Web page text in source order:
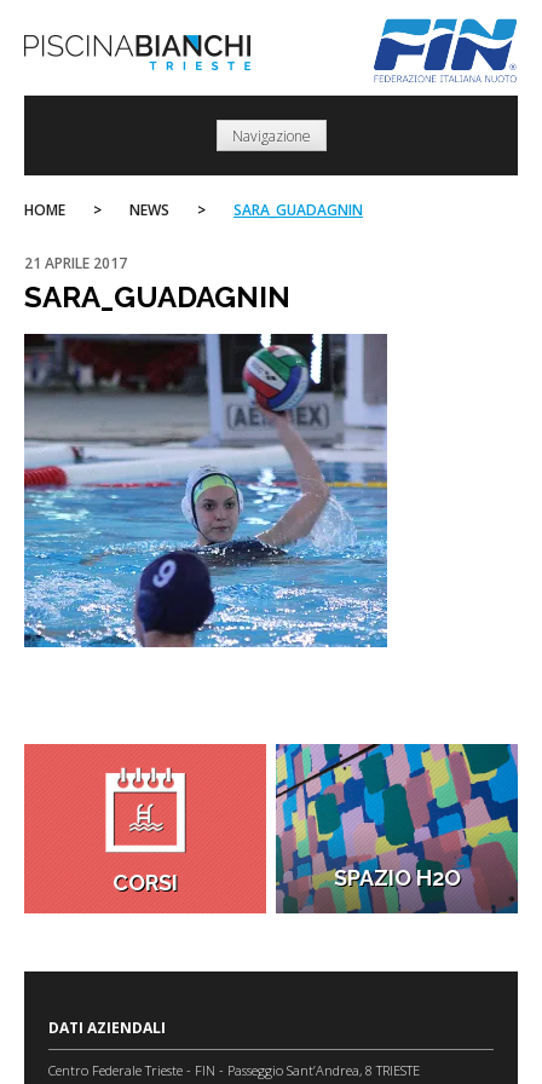
to
Navigazione
HOME > NEWS > SARA_GUADAGNIN
21 APRILE 2017
SARA_GUADAGNIN
CORSI SPAZIO H2O
DATI AZIENDALI
Centro Federale Trieste - FIN - Passeggio Sant’Andrea, 8 TRIESTE